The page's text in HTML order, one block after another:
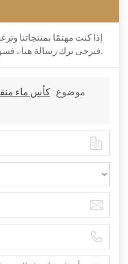
إذا كنت مهتمًا بمنتجاتنا
فيرجى ترك رسالة هنا ، فسوف نرد عليك في أقرب وقت ممكن.
موضوع : كأس ماء